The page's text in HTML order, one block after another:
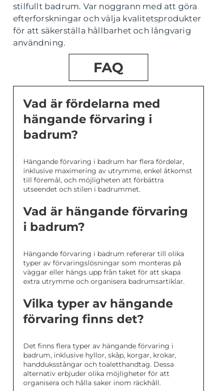
stilfullt badrum. Var noggrann med att göra
efterforskningar och välja kvalitetsprodukter
för att säkerställa hållbarhet och långvarig
användning.
FAQ
Vad är fördelarna med
hängande förvaring i
badrum?
Hängande förvaring i badrum har flera fördelar,
inklusive maximering av utrymme, enkel åtkomst
till föremål, och möjligheten att förbättra
utseendet och stilen i badrummet.
Vad är hängande förvaring
i badrum?
Hängande förvaring i badrum refererar till olika
typer av förvaringslösningar som monteras på
väggar eller hängs upp från taket för att skapa
extra utrymme och organisera badrumsartiklar.
Vilka typer av hängande
förvaring finns det?
Det finns flera typer av hängande förvaring i
badrum, inklusive hyllor, skåp, korgar, krokar,
handduksstångar och toaletthandtag. Dessa
alternativ erbjuder olika möjligheter för att
organisera och hålla saker inom räckhåll.